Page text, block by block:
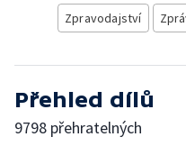
Zpravodajství
Přehled dílů
9798 přehratelných